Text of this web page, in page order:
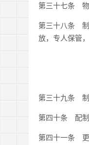
第三十七条 物
第三十八条 制
放，专人保管
第三十九条 制
第四十条 配制
第四十一条 更